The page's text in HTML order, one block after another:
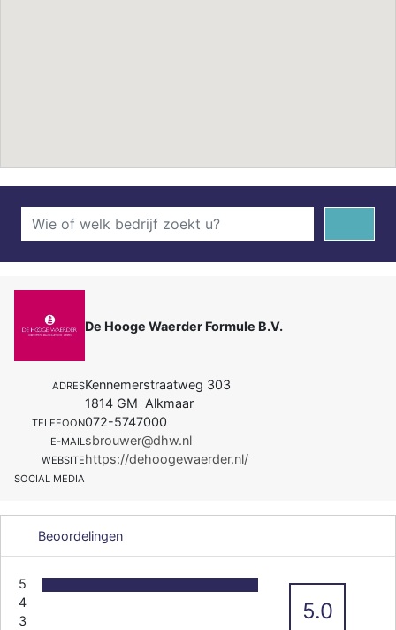
De Hooge Waerder Formule B.V.
ADRESKennemerstraatweg 303
1814 GM Alkmaar
TELEFOON072-5747000
E-MAILsbrouwer@dhw.nl
WEBSITEhttps://dehoogewaerder.nl/
SOCIAL MEDIA
Beoordelingen
5
4
3
5.0